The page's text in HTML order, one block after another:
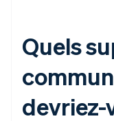
Quels
devriez-